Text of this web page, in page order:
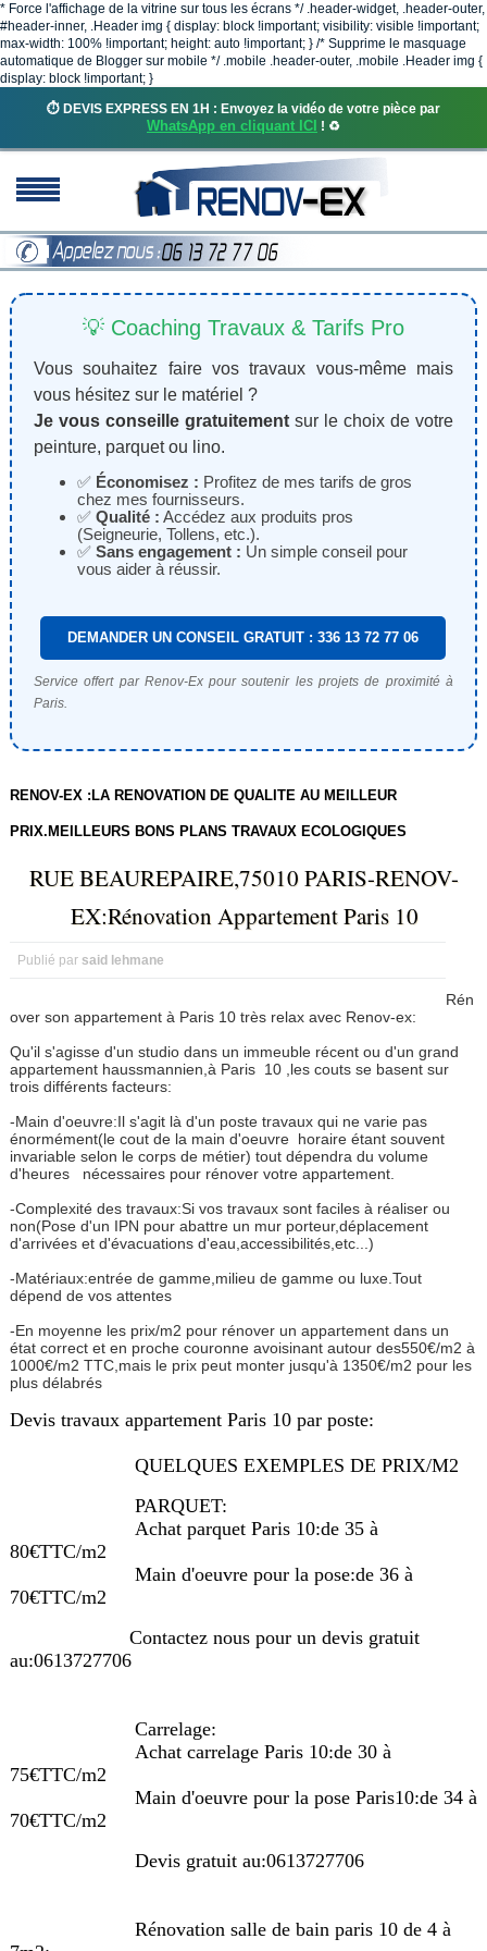
* Force l'affichage de la vitrine sur tous les écrans */ .header-widget, .header-outer,
#header-inner, .Header img { display: block !important; visibility: visible !important;
max-width: 100% !important; height: auto !important; } /* Supprime le masquage
automatique de Blogger sur mobile */ .mobile .header-outer, .mobile .Header img {
display: block !important; }
⏱️ DEVIS EXPRESS EN 1H : Envoyez la vidéo de votre pièce par
WhatsApp en cliquant ICI ! ♻️
💡 Coaching Travaux & Tarifs Pro
Vous souhaitez faire vos travaux vous-même mais
vous hésitez sur le matériel ?
Je vous conseille gratuitementsur le choix de votre
peinture, parquet ou lino.
✅ Économisez : Profitez de mes tarifs de gros
chez mes fournisseurs.
✅ Qualité : Accédez aux produits pros
(Seigneurie, Tollens, etc.).
✅ Sans engagement : Un simple conseil pour
vous aider à réussir.
DEMANDER UN CONSEIL GRATUIT : 336 13 72 77 06
Service offert par Renov-Ex pour soutenir les projets de proximité à
Paris.
RENOV-EX :LA RENOVATION DE QUALITE AU MEILLEUR
PRIX.MEILLEURS BONS PLANS TRAVAUX ECOLOGIQUES
RUE BEAUREPAIRE,75010 PARIS-RENOV-
EX:Rénovation Appartement Paris 10
Publié par said lehmane
Rén
over son appartement à Paris 10 très relax avec Renov-ex:
Qu'il s'agisse d'un studio dans un immeuble récent ou d'un grand
appartement haussmannien,à Paris 10 ,les couts se basent sur
trois différents facteurs:
-Main d'oeuvre:Il s'agit là d'un poste travaux qui ne varie pas
énormément(le cout de la main d'oeuvre horaire étant souvent
invariable selon le corps de métier) tout dépendra du volume
d'heures nécessaires pour rénover votre appartement.
-Complexité des travaux:Si vos travaux sont faciles à réaliser ou
non(Pose d'un IPN pour abattre un mur porteur,déplacement
d'arrivées et d'évacuations d'eau,accessibilités,etc...)
-Matériaux:entrée de gamme,milieu de gamme ou luxe.Tout
dépend de vos attentes
-En moyenne les prix/m2 pour rénover un appartement dans un
état correct et en proche couronne avoisinant autour des550€/m2 à
1000€/m2 TTC,mais le prix peut monter jusqu'à 1350€/m2 pour les
plus délabrés
Devis travaux appartement Paris 10 par poste:
QUELQUES EXEMPLES DE PRIX/M2
PARQUET:
Achat parquet Paris 10:de 35 à
80€TTC/m2
Main d'oeuvre pour la pose:de 36 à
70€TTC/m2
Contactez nous pour un devis gratuit
au:0613727706
Carrelage:
Achat carrelage Paris 10:de 30 à
75€TTC/m2
Main d'oeuvre pour la pose Paris10:de 34 à
70€TTC/m2
Devis gratuit au:0613727706
Rénovation salle de bain paris 10 de 4 à